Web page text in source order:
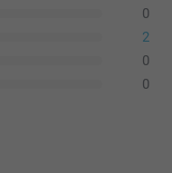
0
2
0
0